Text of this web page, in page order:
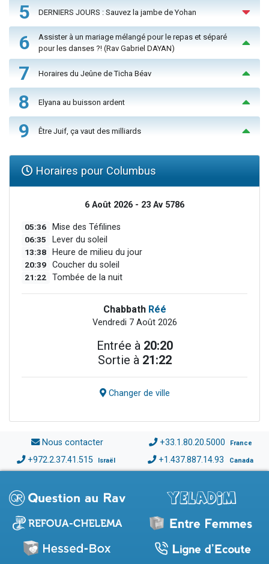
5 DERNIERS JOURS : Sauvez la jambe de Yohan
6
Assister à un mariage mélangé pour le repas et séparé
pour les danses ?! (Rav Gabriel DAYAN)
7 Horaires du Jeûne de Ticha Béav
8 Elyana au buisson ardent
9 Être Juif, ça vaut des milliards
Horaires pour Columbus
6 Août 2026 - 23 Av 5786
05:36 Mise des Téfilines
06:35 Lever du soleil
13:38 Heure de milieu du jour
20:39 Coucher du soleil
21:22 Tombée de la nuit
Chabbath Réé
Vendredi 7 Août 2026
Entrée à 20:20
Sortie à 21:22
Changer de ville
Nous contacter +33.1.80.20.5000 France
+972.2.37.41.515 Israël +1.437.887.14.93 Canada